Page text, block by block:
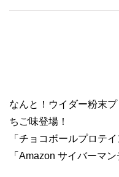
なんと！ウイダー粉末
ちご味登場！
「チョコボールプロテ
「Amazon サイバーマ